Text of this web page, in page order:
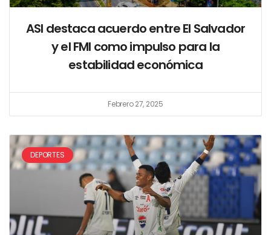
ASI destaca acuerdo entre El Salvador
y el FMI como impulso para la
estabilidad económica
Febrero 27, 2025
DEPORTES